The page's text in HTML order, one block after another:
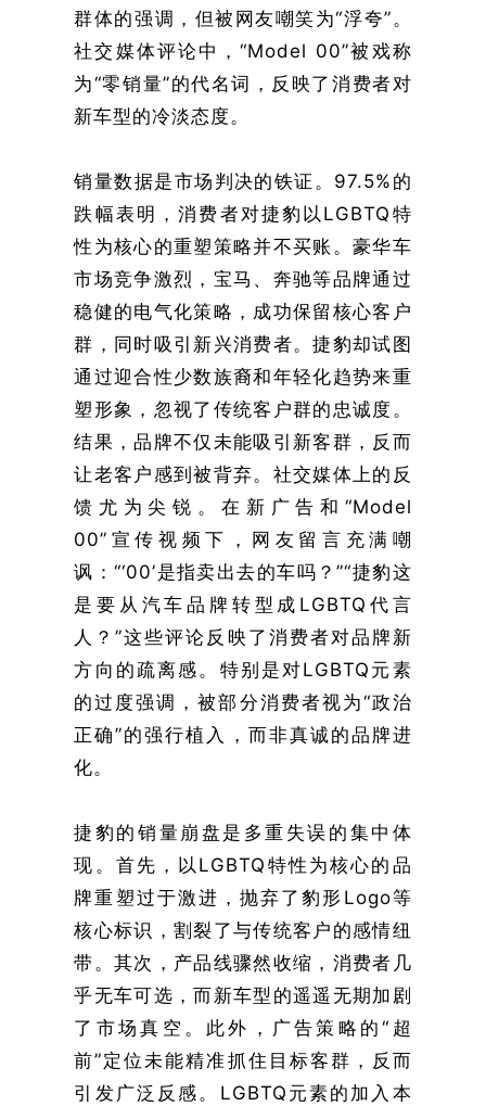
群体的强调，但被网友嘲笑为“浮夸”。
社交媒体评论中，“Model 00”被戏称
为“零销量”的代名词，反映了消费者对
新车型的冷淡态度。
销量数据是市场判决的铁证。97.5%的
跌幅表明，消费者对捷豹以LGBTQ特
性为核心的重塑策略并不买账。豪华车
市场竞争激烈，宝马、奔驰等品牌通过
稳健的电气化策略，成功保留核心客户
群，同时吸引新兴消费者。捷豹却试图
通过迎合性少数族裔和年轻化趋势来重
塑形象，忽视了传统客户群的忠诚度。
结果，品牌不仅未能吸引新客群，反而
让老客户感到被背弃。社交媒体上的反
馈尤为尖锐。在新广告和“Model
00”宣传视频下，网友留言充满嘲
讽：“‘00’是指卖出去的车吗？”“捷豹这
是要从汽车品牌转型成LGBTQ代言
人？”这些评论反映了消费者对品牌新
方向的疏离感。特别是对LGBTQ元素
的过度强调，被部分消费者视为“政治
正确”的强行植入，而非真诚的品牌进
化。
捷豹的销量崩盘是多重失误的集中体
现。首先，以LGBTQ特性为核心的品
牌重塑过于激进，抛弃了豹形Logo等
核心标识，割裂了与传统客户的感情纽
带。其次，产品线骤然收缩，消费者几
乎无车可选，而新车型的遥遥无期加剧
了市场真空。此外，广告策略的“超
前”定位未能精准抓住目标客群，反而
引发广泛反感。LGBTQ元素的加入本